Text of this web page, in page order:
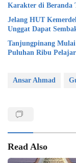
Karakter di Beranda
Jelang HUT
Unggat Dapat
Tanjungpinang
Puluhan Ribu Pelajar
Ansar Ahmad
Read Also